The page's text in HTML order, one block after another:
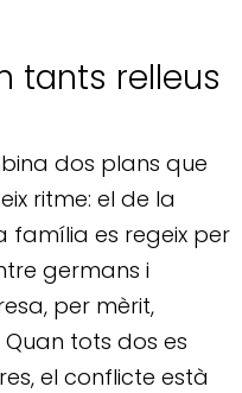
tants relleus
dos plans que
ritme: el de la
família es regeix per
germans i
per mèrit,
tots dos es
el conflicte està